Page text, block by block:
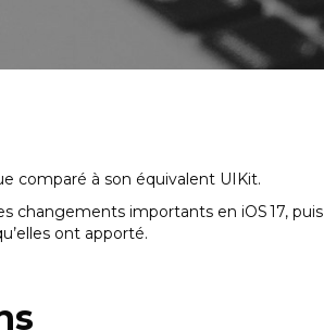
comparé à son équivalent UIKit.
changements importants en iOS 17, puis
ont apporté.